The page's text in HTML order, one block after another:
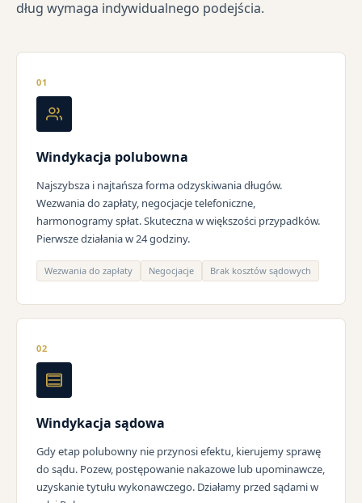
dług wymaga indywidualnego podejścia.
01
Windykacja polubowna
Najszybsza i najtańsza forma odzyskiwania długów.
Wezwania do zapłaty, negocjacje telefoniczne,
harmonogramy spłat. Skuteczna w większości przypadków.
Pierwsze działania w 24 godziny.
Wezwania do zapłaty Negocjacje Brak kosztów sądowych
02
Windykacja sądowa
Gdy etap polubowny nie przynosi efektu, kierujemy sprawę
do sądu. Pozew, postępowanie nakazowe lub upominawcze,
uzyskanie tytułu wykonawczego. Działamy przed sądami w